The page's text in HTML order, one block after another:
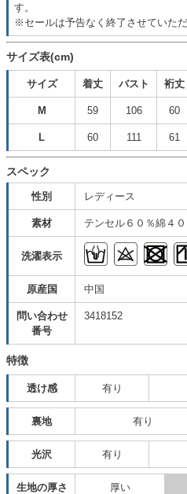
す。
※セールは予告なく終了させていただ
サイズ表(cm)
サイズ 着丈 バスト 裄丈
M 59 106 60
L 60 111 61
スペック
性別 レディース
素材 テンセル６０％綿４０
洗濯表示
原産国 中国
問い合わせ
番号
3418152
特徴
透け感 有り
裏地 有り
光沢 有り
生地の厚さ 厚い